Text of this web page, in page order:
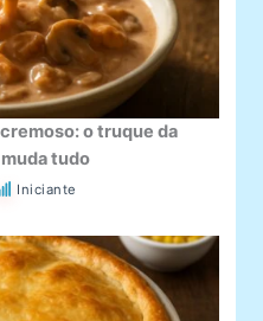
o truque da
tudo
Iniciante